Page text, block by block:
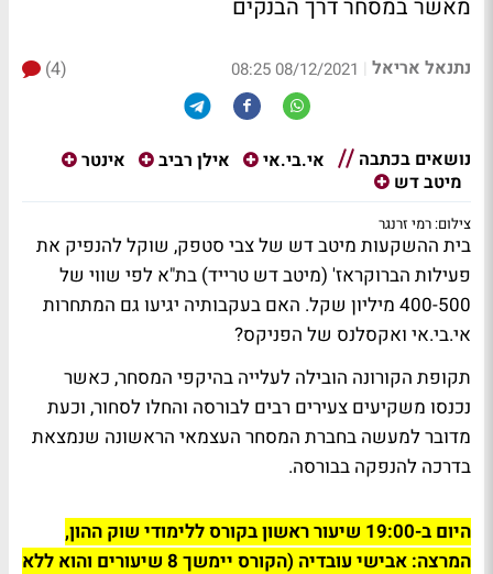
מאשר במסחר דרך הבנקים
נתנאל אריאל |
08/12/2021 08:25
(4)
נושאים בכתבה אי.בי.אי אילן רביב
אינטר
מיטב דש
צילום: רמי זרנגר
בית ההשקעות מיטב דש של צבי סטפק, שוקל להנפיק את
פעילות הברוקראז' (מיטב דש טרייד) בת"א לפי שווי של
400-500 מיליון שקל. האם בעקבותיה יגיעו גם המתחרות
אי.בי.אי ואקסלנס של הפניקס?
תקופת הקורונה הובילה לעלייה בהיקפי המסחר, כאשר
נכנסו משקיעים צעירים רבים לבורסה והחלו לסחור, וכעת
מדובר למעשה בחברת המסחר העצמאי הראשונה שנמצאת
בדרכה להנפקה בבורסה.
היום ב-19:00 שיעור ראשון בקורס ללימודי שוק ההון,
המרצה: אבישי עובדיה (הקורס יימשך 8 שיעורים והוא ללא